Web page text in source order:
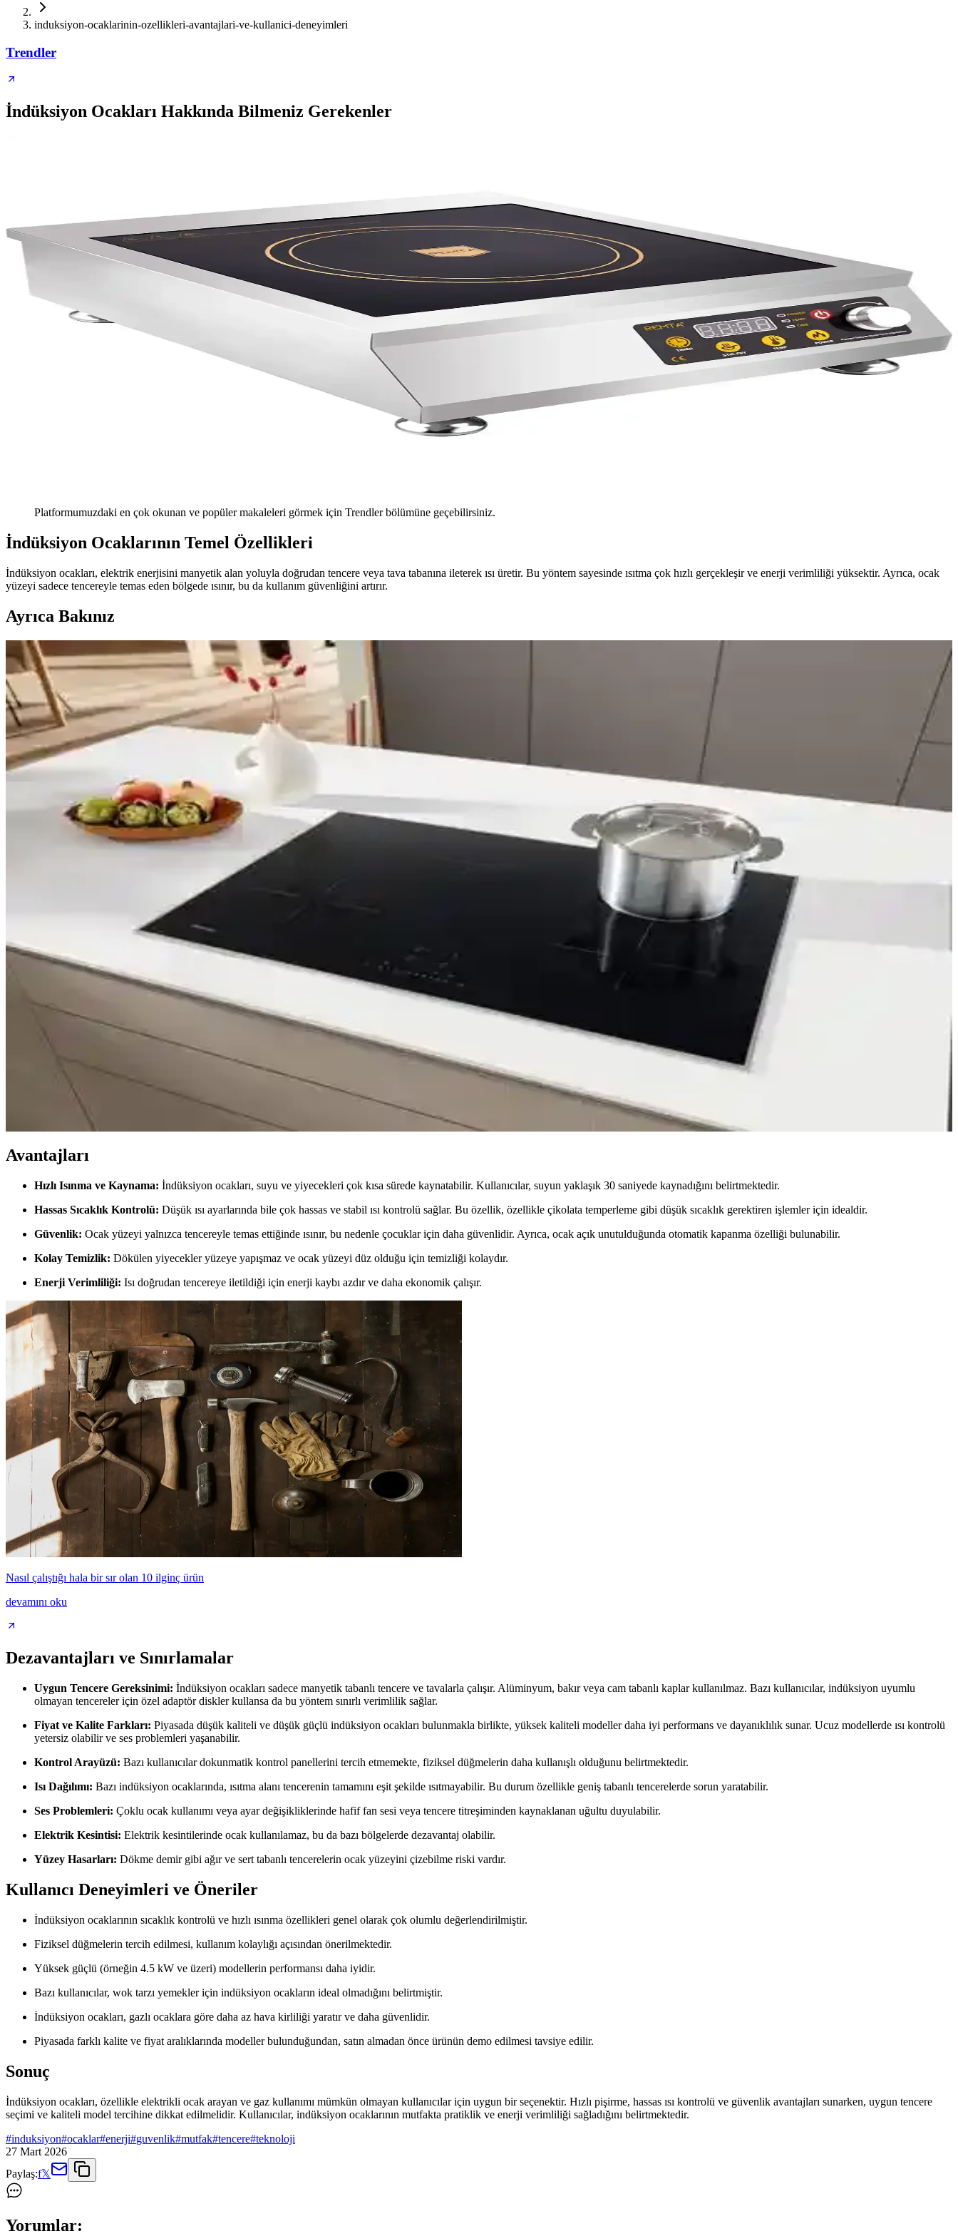
induksiyon-ocaklarinin-ozellikleri-avantajlari-ve-kullanici-deneyimleri
Trendler
İndüksiyon Ocakları Hakkında Bilmeniz Gerekenler
Platformumuzdaki en çok okunan ve popüler makaleleri görmek için Trendler bölümüne geçebilirsiniz.
İndüksiyon Ocaklarının Temel Özellikleri
İndüksiyon ocakları, elektrik enerjisini manyetik alan yoluyla doğrudan tencere veya tava tabanına ileterek ısı üretir. Bu yöntem sayesinde ısıtma çok hızlı gerçekleşir ve enerji verimliliği yüksektir. Ayrıca, ocak
yüzeyi sadece tencereyle temas eden bölgede ısınır, bu da kullanım güvenliğini artırır.
Ayrıca Bakınız
İndüksiyon Ocaklarının Özellikleri, Avantajları ve Kullanıcı Deneyimleri
İndüksiyon ocakları, manyetik alanla hızlı ısıtma ve enerji verimliliği sağlar. Güvenlik, kolay temizlik ve hassas sıcaklık kontrolü avantajlarıyla öne çıkar. Uygun tencere seçimi ve kaliteli model tercihine dikkat
edilmelidir.
Dökme Demir Ocak Izgaralarının Dayanıklılığı, Temizlik ve Kullanım Avantajları
Dökme demir ocak ızgaraları dayanıklılıkları ve sağlam yapılarıyla öne çıkar. Temizlikte zorluklar yaşansa da düzenli bakım ve uygun yöntemlerle uzun ömürlü kullanımları mümkündür.
Bosch İndüksiyon Ocak Yerleşim Düzeni: Tasarım ve Kullanım Avantajlarının Analizi
Bosch indüksiyon ocaklarının yerleşim düzeni, büyük kapların arkada konumlandırılması ve ocak gözleri arasındaki mesafenin artırılmasıyla fonksiyonellik sunar. Tasarım, kullanım alışkanlıklarına göre
avantajlar ve zorluklar barındırır.
Minix MX-2424 İndüksiyon Ocak: 1800W Güç ve Dokunmatik Kontrol ile Modern Mutfaklar İçin
Minix MX-2424, 1800W gücü, dokunmatik kontrolü ve 8 ısı kademesiyle hızlı ve güvenli pişirme sunar. Vitroseramik yüzeyi ve şık tasarımıyla modern mutfaklar için ideal bir indüksiyon ocaktır.
Yeni Elektrikli Ocakların Performansı, İndüksiyon Teknolojisi ve Kullanıcı Deneyimleri
Yeni elektrikli ocakların performansı marka, model, elektrik altyapısı ve kullanım alışkanlıklarına bağlı olarak değişir. İndüksiyon ocakları hızlı ısınma sağlarken, elektriksel sorunlar ve yanlış tencere kullanımı
performansı etkiler.
Modern Mutfaklar İçin Elektrikli Ocakların Avantajları ve Teknolojik Özellikleri
Elektrikli ocaklar, güvenli, hızlı ve kolay temizlenebilir özellikleriyle modern mutfakların tercih edilen cihazlarıdır. Teknolojideki gelişmelerle enerji verimliliği ve tasarım çeşitliliği artmaktadır.
Teka Indüksiyonlu Ocaklar: Modern Mutfaklar İçin Güvenilir ve Verimli Çözümler
Teka'nın indüksiyonlu ocakları, enerji tasarrufu, güvenlik ve şık tasarımıyla modern mutfaklara uygun, hızlı ve pratik pişirme çözümleri sunar.
Miele İndüksiyonlu Ocaklar: Modern Mutfakların Güvenilir ve Enerji Verimli Teknolojisi
Miele indüksiyonlu ocaklar, enerji verimliliği ve güvenlik özellikleriyle modern mutfakların tercih edilen teknolojisidir. Gelişmiş tasarımı ve kullanım kolaylığıyla yemek hazırlığını kolaylaştırır.
Avantajları
Hızlı Isınma ve Kaynama: İndüksiyon ocakları, suyu ve yiyecekleri çok kısa sürede kaynatabilir. Kullanıcılar, suyun yaklaşık 30 saniyede kaynadığını belirtmektedir.
Hassas Sıcaklık Kontrolü: Düşük ısı ayarlarında bile çok hassas ve stabil ısı kontrolü sağlar. Bu özellik, özellikle çikolata temperleme gibi düşük sıcaklık gerektiren işlemler için idealdir.
Güvenlik: Ocak yüzeyi yalnızca tencereyle temas ettiğinde ısınır, bu nedenle çocuklar için daha güvenlidir. Ayrıca, ocak açık unutulduğunda otomatik kapanma özelliği bulunabilir.
Kolay Temizlik: Dökülen yiyecekler yüzeye yapışmaz ve ocak yüzeyi düz olduğu için temizliği kolaydır.
Enerji Verimliliği: Isı doğrudan tencereye iletildiği için enerji kaybı azdır ve daha ekonomik çalışır.
Nasıl çalıştığı hala bir sır olan 10 ilginç ürün
devamını oku
Dezavantajları ve Sınırlamalar
Uygun Tencere Gereksinimi: İndüksiyon ocakları sadece manyetik tabanlı tencere ve tavalarla çalışır. Alüminyum, bakır veya cam tabanlı kaplar kullanılmaz. Bazı kullanıcılar, indüksiyon uyumlu
olmayan tencereler için özel adaptör diskler kullansa da bu yöntem sınırlı verimlilik sağlar.
Fiyat ve Kalite Farkları: Piyasada düşük kaliteli ve düşük güçlü indüksiyon ocakları bulunmakla birlikte, yüksek kaliteli modeller daha iyi performans ve dayanıklılık sunar. Ucuz modellerde ısı kontrolü
yetersiz olabilir ve ses problemleri yaşanabilir.
Kontrol Arayüzü: Bazı kullanıcılar dokunmatik kontrol panellerini tercih etmemekte, fiziksel düğmelerin daha kullanışlı olduğunu belirtmektedir.
Isı Dağılımı: Bazı indüksiyon ocaklarında, ısıtma alanı tencerenin tamamını eşit şekilde ısıtmayabilir. Bu durum özellikle geniş tabanlı tencerelerde sorun yaratabilir.
Ses Problemleri: Çoklu ocak kullanımı veya ayar değişikliklerinde hafif fan sesi veya tencere titreşiminden kaynaklanan uğultu duyulabilir.
Elektrik Kesintisi: Elektrik kesintilerinde ocak kullanılamaz, bu da bazı bölgelerde dezavantaj olabilir.
Yüzey Hasarları: Dökme demir gibi ağır ve sert tabanlı tencerelerin ocak yüzeyini çizebilme riski vardır.
Kullanıcı Deneyimleri ve Öneriler
İndüksiyon ocaklarının sıcaklık kontrolü ve hızlı ısınma özellikleri genel olarak çok olumlu değerlendirilmiştir.
Fiziksel düğmelerin tercih edilmesi, kullanım kolaylığı açısından önerilmektedir.
Yüksek güçlü (örneğin 4.5 kW ve üzeri) modellerin performansı daha iyidir.
Bazı kullanıcılar, wok tarzı yemekler için indüksiyon ocakların ideal olmadığını belirtmiştir.
İndüksiyon ocakları, gazlı ocaklara göre daha az hava kirliliği yaratır ve daha güvenlidir.
Piyasada farklı kalite ve fiyat aralıklarında modeller bulunduğundan, satın almadan önce ürünün demo edilmesi tavsiye edilir.
Sonuç
İndüksiyon ocakları, özellikle elektrikli ocak arayan ve gaz kullanımı mümkün olmayan kullanıcılar için uygun bir seçenektir. Hızlı pişirme, hassas ısı kontrolü ve güvenlik avantajları sunarken, uygun tencere
seçimi ve kaliteli model tercihine dikkat edilmelidir. Kullanıcılar, indüksiyon ocaklarının mutfakta pratiklik ve enerji verimliliği sağladığını belirtmektedir.
#induksiyon#ocaklar#enerji#guvenlik#mutfak#tencere#teknoloji
27 Mart 2026
Paylaş:f𝕏
Yorumlar: